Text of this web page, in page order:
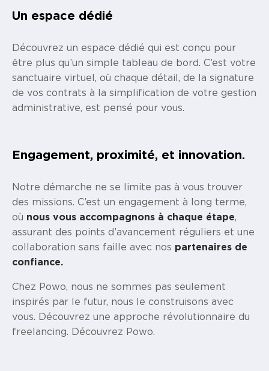
Un espace dédié
Découvrez un espace dédié qui est conçu pour
être plus qu’un simple tableau de bord. C’est votre
sanctuaire virtuel, où chaque détail, de la signature
de vos contrats à la simplification de votre gestion
administrative, est pensé pour vous.
Engagement, proximité, et innovation.
Notre démarche ne se limite pas à vous trouver
des missions. C’est un engagement à long terme,
où nous vous accompagnons à chaque étape,
assurant des points d’avancement réguliers et une
collaboration sans faille avec nos partenaires de
confiance.
Chez Powo, nous ne sommes pas seulement
inspirés par le futur, nous le construisons avec
vous. Découvrez une approche révolutionnaire du
freelancing. Découvrez Powo.